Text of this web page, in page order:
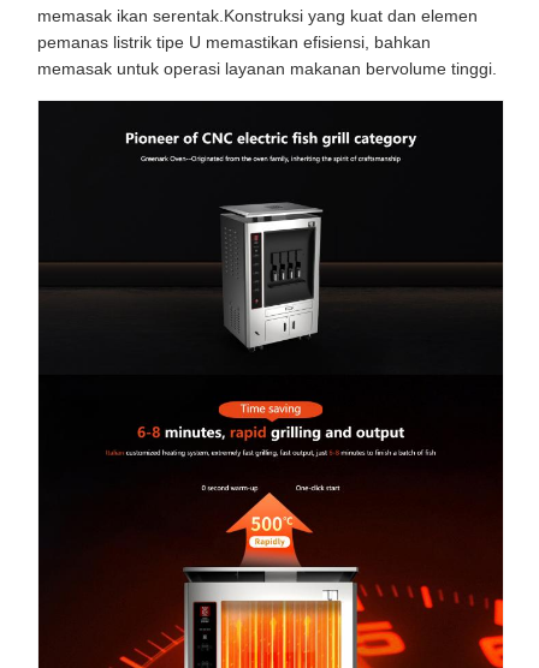
memasak ikan serentak.Konstruksi yang kuat dan elemen
pemanas listrik tipe U memastikan efisiensi, bahkan
memasak untuk operasi layanan makanan bervolume tinggi.